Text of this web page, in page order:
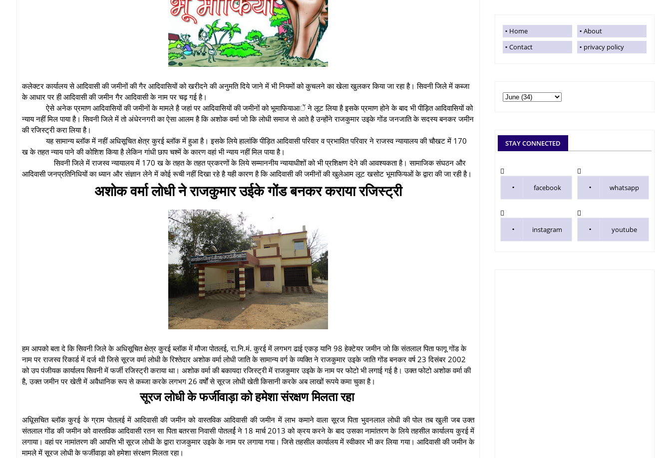
कलेक्टर कार्यालय से आदिवासी की जमीनों की गैर आदिवासियों को खरीदने की अनुमति दिये जाने में भी नियमों को कुचलने का खेला खुलकर किया जा रहा है। सिवनी जिले में कब्जा
के आधार पर ही आदिवासी की जमीन गैर आदिवासी के नाम पर चढ़ गई है।
ऐसे अनेक प्रमाण आदिवासियों की जमीनों के मामले है जहां पर आदिवासियों की जमीनों को भूमाफियाआें ने लूट लिया है इसके प्रमाण होने के बाद भी पीड़ित आदिवासियों को
न्याय नहीं मिल पाया है। सिवनी जिले में तो अंधेरनगरी का ऐसा आलम है कि अशोक वर्मा जो कि लोधी समाज से आते है उन्होंने राजकुमार उइके गोंड जनजाति के सदस्य बनकर जमीन
की रजिस्ट्री करा लिया है।
यह सामान्य ब्लॉक में नहीं अधिसूचित क्षेत्र कुरई ब्लॉक में हुआ है। इसके लिये हालांकि पीड़ित आदिवासी परिवार व प्रभावित परिवार ने राजस्व न्यायालय की चौखट में 170
ख के तहत न्याय पाने की कोशिश किया है लेकिन गांधी छाप चश्में के कारण वहां भी न्याय नहीं मिल पाया है।
सिवनी जिले में राजस्व न्यायालय में 170 ख के तहत के तहत प्रकरणों के लिये सम्माननीय न्यायाधीशों को भी प्रशिक्षण देने की आवश्यकता है। सामाजिक संघठन और
आदिवासी जनप्रतिनिधियों का ध्यान और संज्ञान लेने में कोई रूची नहीं दिखा रहे है यही कारण है कि आदिवासी की जमीनों की खुलेआम लूट खसोट भूमाफियओं के द्वारा की जा रही है।
अशोक वर्मा लोधी ने राजकुमार उईके गोंड बनकर कराया रजिस्ट्री
हम आपको बता दे कि सिवनी जिले के अधिसूचित क्षेत्र कुरई ब्लॉक में मौजा पोतलई, रा.नि.मं. कुरई में लगभग ढाई एकड़ यानि 98 हेक्टेयर जमीन जो कि संतलाल पिता फागू गोंड के
नाम पर राजस्व रिकार्ड में दर्ज थी जिसे सूरज वर्मा लोधी के रिश्तेदार अशोक वर्मा लोधी जाति के सामान्य वर्ग के व्यक्ति ने राजकुमार उइके जाति गोंड बनकर वर्ष 23 दिसंबर 2002
को उप पंजीयक कार्यालय सिवनी में फर्जी रजिस्ट्री कराया था। अशोक वर्मा की बकायदा रजिस्ट्री में राजकुमार उइके के नाम पर फोटो भी लगाई गई है। उक्त फोटो अशोक वर्मा की
है, उक्त जमीन पर खेती में अवैधानिक रूप से कब्जा करके लगभग 26 वर्षों से सूरज लोधी खेती किसानी करके अब लाखों रूपये कमा चुका है।
सूरज लोधी के फर्जीवाड़ा को हमेशा संरक्षण मिलता रहा
अधिूसचित ब्लॉक कुरई के ग्राम पोतलई में आदिवासी की जमीन को वास्तविक आदिवासी की जमीन में लाभ कमाने वाला सूरज पिता भुवनलाल लोधी की पोल तब खुली जब उक्त
संतलाल गोंड की जमीन को वास्तविक आदिवासी रतन सा पिता बतरसा निवासी पोतलर्ई ने 18 मार्च 2013 को क्रय करने के बाद उसका नामांतरण के लिये तहसील कार्यालय कुरई में
लगाया। वहां पर नामांतरण की आपत्ति भी सूरज लोधी के द्वारा राजकुमार उइके के नाम पर लगाया गया। जिसे तहसील कार्यालय में स्वीकार भी कर लिया गया। आदिवासी की जमीन के
मामले में सूरज लोधी के फर्जीवाड़ा को हमेशा संरक्षण मिलता रहा।
Home
About
Contact
privacy policy
STAY CONNECTED
facebook whatsapp
instagram youtube